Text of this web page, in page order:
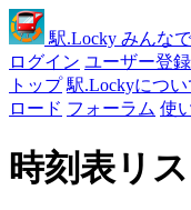
駅.Locky みんな
ログイン ユーザー登録
トップ 駅.Lockyについ
ロード フォーラム 使
時刻表リス